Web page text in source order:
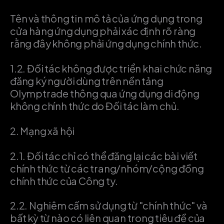
Tên và thông tin mô tả của ứng dụng trong
cửa hàng ứng dụng phải xác định rõ ràng
rằng đây không phải ứng dụng chính thức.
1.2. Đối tác không được triển khai chức năng
đăng ký người dùng trên nền tảng
Olymptrade thông qua ứng dụng di động
không chính thức do Đối tác làm chủ.
2. Mạng xã hội
2.1. Đối tác chỉ có thể đăng lại các bài viết
chính thức từ các trang/nhóm/cộng đồng
chính thức của Công ty.
2.2. Nghiêm cấm sử dụng từ "chính thức" và
bất kỳ từ nào có liên quan trong tiêu đề của